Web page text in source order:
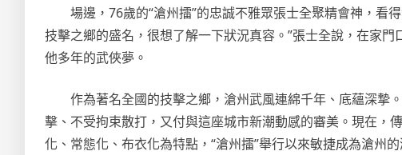
場邊，76歲的“滄州擂”的忠誠不雅眾張士全聚精會神，看
技擊之鄉的盛名，很想了解一下狀況真容。”張士全說，在家
他多年的武俠夢。
作為著名全國的技擊之鄉，滄州武風連綿千年、底蘊深摯
擊、不受拘束散打，又付與這座城市新潮動感的審美。現在
化、常態化、布衣化為特點，“滄州擂”舉行以來敏捷成為滄州